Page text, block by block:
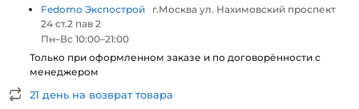
Fedomo Экспострой
г.Москва ул. Нахимовский проспект
24 ст.2 пав 2
Пн–Вс 10:00–21:00
Только при оформленном заказе и по договорённости с
менеджером
21 день на возврат товара